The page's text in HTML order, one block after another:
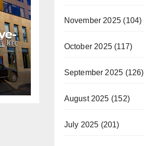
November 2025 (104)
October 2025(117)
September 2025 (126)
August 2025 (152)
July 2025 (201)